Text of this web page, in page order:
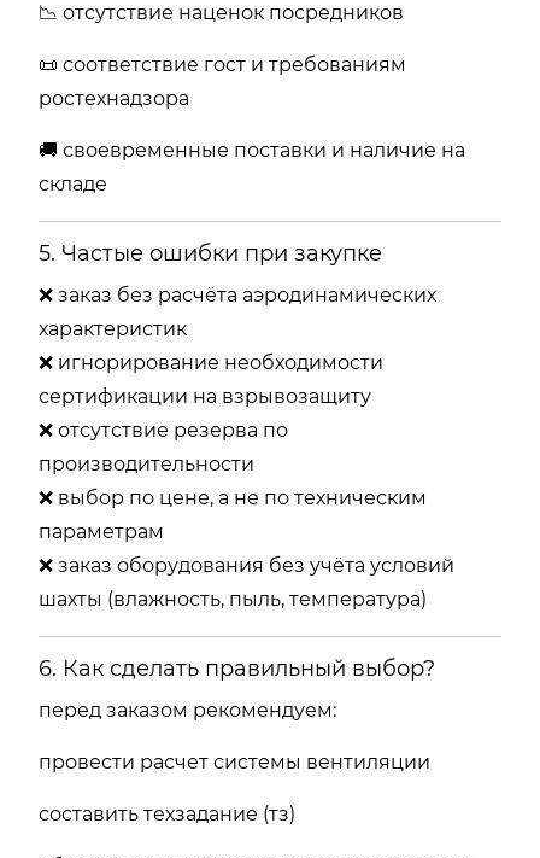
📉 отсутствие наценок посредников
📜 соответствие гост и требованиям
ростехнадзора
🚚 своевременные поставки и наличие на
складе
5. Частые ошибки при закупке
❌ заказ без расчёта аэродинамических
характеристик
❌ игнорирование необходимости
сертификации на взрывозащиту
❌ отсутствие резерва по
производительности
❌ выбор по цене, а не по техническим
параметрам
❌ заказ оборудования без учёта условий
шахты (влажность, пыль, температура)
6. Как сделать правильный выбор?
перед заказом рекомендуем:
провести расчет системы вентиляции
составить техзадание (тз)